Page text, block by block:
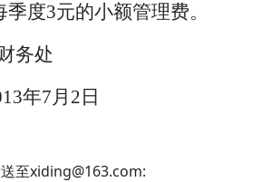
季度3元的小额管理费。
务处
年7月 2 日
至xiding@163.com: